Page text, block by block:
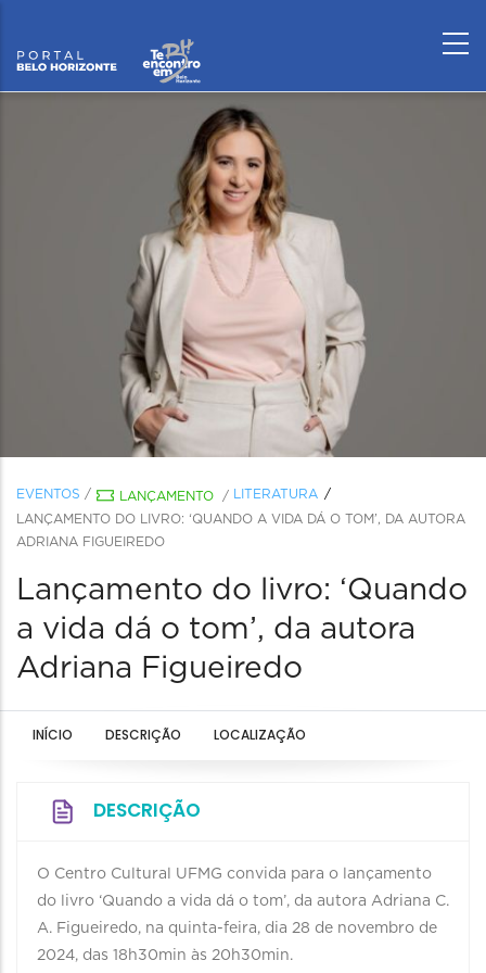
EVENTOS / LANÇAMENTO /
LITERATURA
LANÇAMENTO DO LIVRO: ‘QUANDO A VIDA DÁ O TOM’, DA AUTORA
ADRIANA FIGUEIREDO
Lançamento do livro: ‘Quando
a vida dá o tom’, da autora
Adriana Figueiredo
INÍCIO DESCRIÇÃO LOCALIZAÇÃO
DESCRIÇÃO
O Centro Cultural UFMG convida para o lançamento
do livro ‘Quando a vida dá o tom’, da autora Adriana C.
A. Figueiredo, na quinta-feira, dia 28 de novembro de
2024, das 18h30min às 20h30min.